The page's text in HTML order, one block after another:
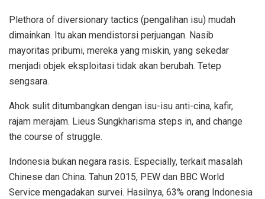
Plethora of diversionary tactics (pengalihan isu) mudah
dimainkan. Itu akan mendistorsi perjuangan. Nasib
mayoritas pribumi, mereka yang miskin, yang sekedar
menjadi objek eksploitasi tidak akan berubah. Tetep
sengsara.
Ahok sulit ditumbangkan dengan isu-isu anti-cina, kafir,
rajam merajam. Lieus Sungkharisma steps in, and change
the course of struggle.
Indonesia bukan negara rasis. Especially, terkait masalah
Chinese dan China. Tahun 2015, PEW dan BBC World
Service mengadakan survei. Hasilnya, 63% orang Indonesia